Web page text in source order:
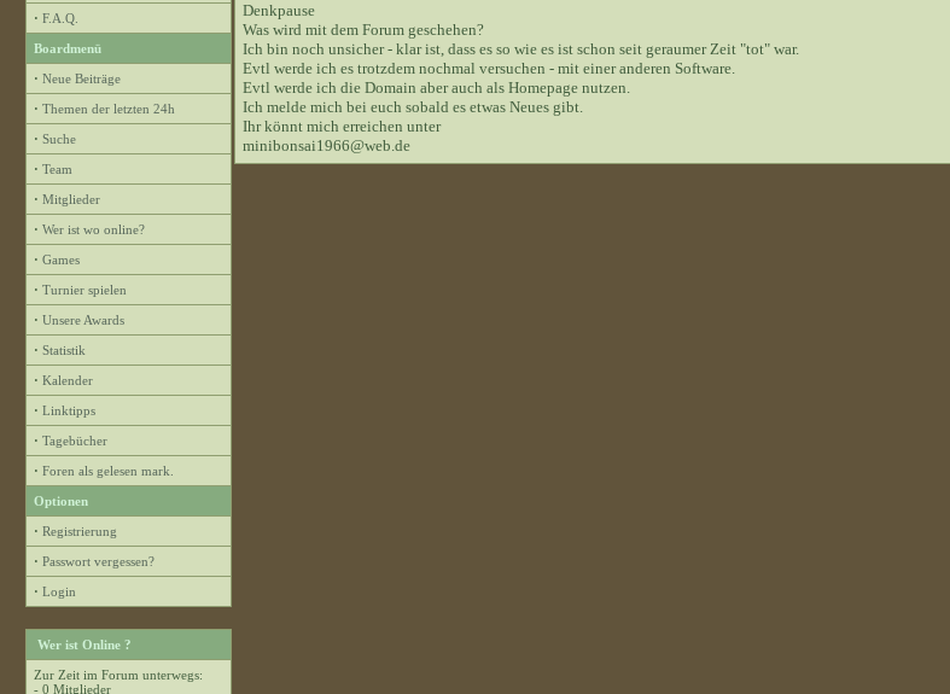
· F.A.Q.
Boardmenü
· Neue Beiträge
· Themen der letzten 24h
· Suche
· Team
· Mitglieder
· Wer ist wo online?
· Games
· Turnier spielen
· Unsere Awards
· Statistik
· Kalender
· Linktipps
· Tagebücher
· Foren als gelesen mark.
Optionen
· Registrierung
· Passwort vergessen?
· Login
Wer ist Online ?
Zur Zeit im Forum unterwegs:
- 0 Mitglieder
Denkpause
Was wird mit dem Forum geschehen?
Ich bin noch unsicher - klar ist, dass es so wie es ist schon seit geraumer Zeit "tot" war.
Evtl werde ich es trotzdem nochmal versuchen - mit einer anderen Software.
Evtl werde ich die Domain aber auch als Homepage nutzen.
Ich melde mich bei euch sobald es etwas Neues gibt.
Ihr könnt mich erreichen unter
minibonsai1966@web.de